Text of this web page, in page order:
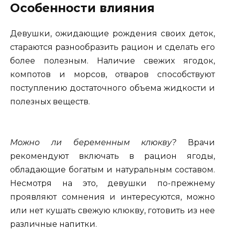
Особенности влияния
Девушки, ожидающие рождения своих деток,
стараются разнообразить рацион и сделать его
более полезным. Наличие свежих ягодок,
компотов и морсов, отваров способствуют
поступлению достаточного объема жидкости и
полезных веществ.
Можно ли беременным клюкву? Врачи
рекомендуют включать в рацион ягоды,
обладающие богатым и натуральным составом.
Несмотря на это, девушки по-прежнему
проявляют сомнения и интересуются, можно
или нет кушать свежую клюкву, готовить из нее
различные напитки.